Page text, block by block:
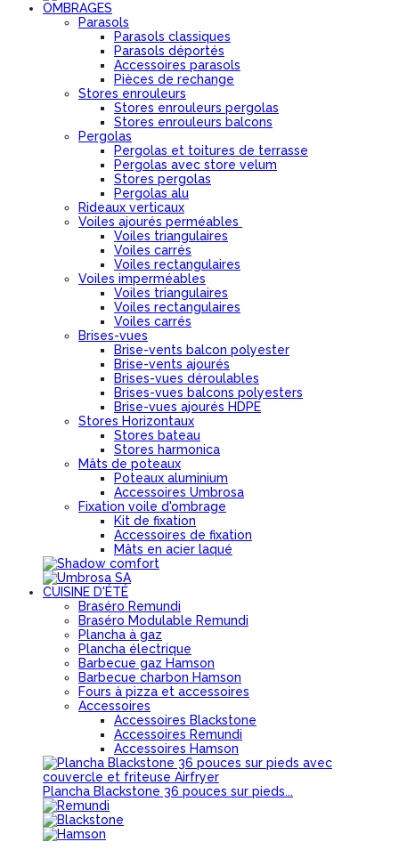
OMBRAGES
Parasols
Parasols classiques
Parasols déportés
Accessoires parasols
Pièces de rechange
Stores enrouleurs
Stores enrouleurs pergolas
Stores enrouleurs balcons
Pergolas
Pergolas et toitures de terrasse
Pergolas avec store velum
Stores pergolas
Pergolas alu
Rideaux verticaux
Voiles ajourés perméables
Voiles triangulaires
Voiles carrés
Voiles rectangulaires
Voiles imperméables
Voiles triangulaires
Voiles rectangulaires
Voiles carrés
Brises-vues
Brise-vents balcon polyester
Brise-vents ajourés
Brises-vues déroulables
Brises-vues balcons polyesters
Brise-vues ajourés HDPE
Stores Horizontaux
Stores bateau
Stores harmonica
Mâts de poteaux
Poteaux aluminium
Accessoires Umbrosa
Fixation voile d'ombrage
Kit de fixation
Accessoires de fixation
Mâts en acier laqué
CUISINE D'ÉTÉ
Braséro Remundi
Braséro Modulable Remundi
Plancha à gaz
Plancha électrique
Barbecue gaz Hamson
Barbecue charbon Hamson
Fours à pizza et accessoires
Accessoires
Accessoires Blackstone
Accessoires Remundi
Accessoires Hamson
Plancha Blackstone 36 pouces sur pieds...